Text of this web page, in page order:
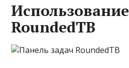
Использование
RoundedTB